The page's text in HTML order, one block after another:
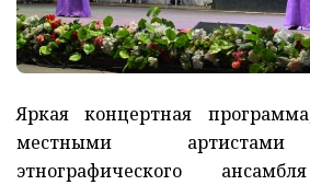
Яркая концертная
местными артистами
этнографического